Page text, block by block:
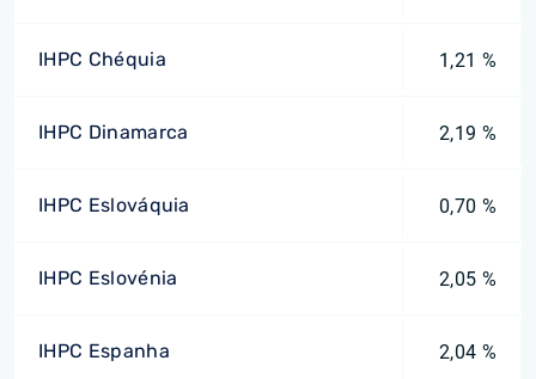
IHPC Chéquia 1,21 %
IHPC Dinamarca 2,19 %
IHPC Eslováquia 0,70 %
IHPC Eslovénia 2,05 %
IHPC Espanha 2,04 %